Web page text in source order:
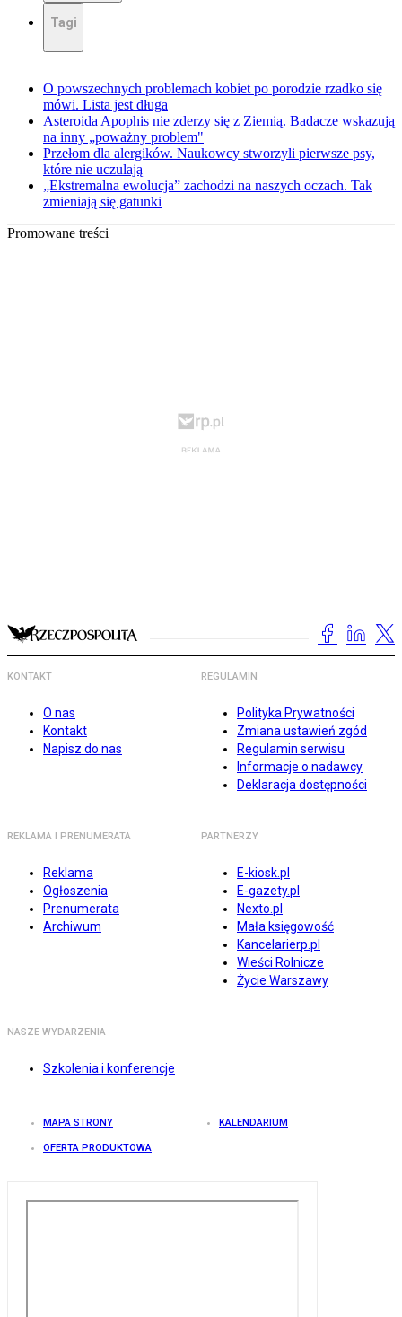
Tagi
O powszechnych problemach kobiet po porodzie rzadko się
mówi. Lista jest długa
Asteroida Apophis nie zderzy się z Ziemią. Badacze wskazują
na inny „poważny problem"
Przełom dla alergików. Naukowcy stworzyli pierwsze psy,
które nie uczulają
„Ekstremalna ewolucja” zachodzi na naszych oczach. Tak
zmieniają się gatunki
Promowane treści
KONTAKT
O nas
Kontakt
Napisz do nas
REGULAMIN
Polityka Prywatności
Zmiana ustawień zgód
Regulamin serwisu
Informacje o nadawcy
Deklaracja dostępności
REKLAMA I PRENUMERATA
Reklama
Ogłoszenia
Prenumerata
Archiwum
PARTNERZY
E-kiosk.pl
E-gazety.pl
Nexto.pl
Mała księgowość
Kancelarierp.pl
Wieści Rolnicze
Życie Warszawy
NASZE WYDARZENIA
Szkolenia i konferencje
MAPA STRONY KALENDARIUM
OFERTA PRODUKTOWA